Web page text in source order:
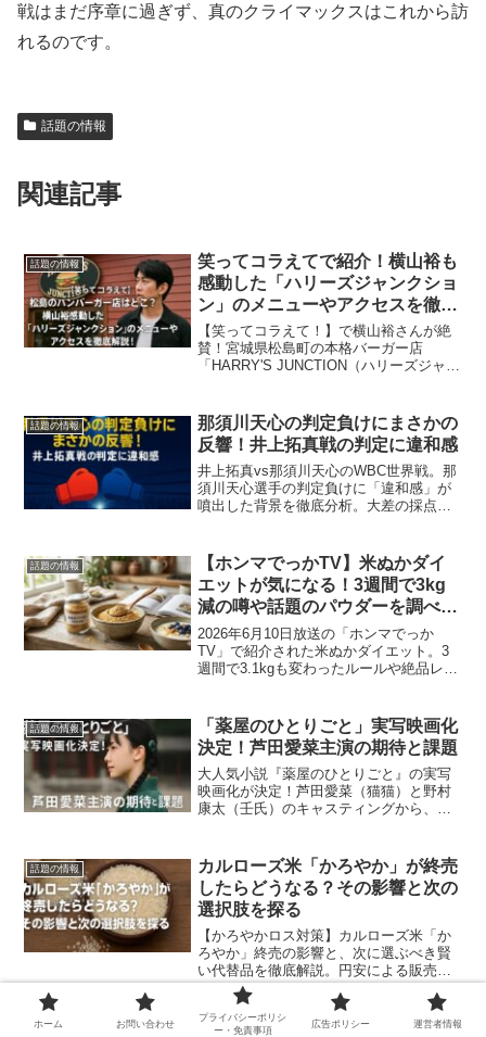
戦はまだ序章に過ぎず、真のクライマックスはこれから訪
れるのです。
話題の情報
関連記事
話題の情報
笑ってコラえてで紹介！横山裕も
感動した「ハリーズジャンクショ
ン」のメニューやアクセスを徹底
解説！
【笑ってコラえて！】で横山裕さんが絶
賛！宮城県松島町の本格バーガー店
「HARRY'S JUNCTION（ハリーズジャン
店舗へのアクセス、駐車場、混雑状況ま
で詳しく解説します。
話題の情報
那須川天心の判定負けにまさかの
反響！井上拓真戦の判定に違和感
井上拓真vs那須川天心のWBC世界戦。那
須川天心選手の判定負けに「違和感」が
噴出した背景を徹底分析。大差の採点理
挑戦と再戦の可能性を考察します。
話題の情報
【ホンマでっかTV】米ぬかダイ
エットが気になる！3週間で3kg
減の噂や話題のパウダーを調べて
みた
2026年6月10日放送の「ホンマでっか
TV」で紹介された米ぬかダイエット。3
週間で3.1kgも変わったルールや絶品レシ
「ぬかっち」の口コミを徹底調査！
話題の情報
「薬屋のひとりごと」実写映画化
決定！芦田愛菜主演の期待と課題
大人気小説『薬屋のひとりごと』の実写
映画化が決定！芦田愛菜（猫猫）と野村
康太（壬氏）のキャスティングから、原
ついて徹底分析します。実写化成功の鍵
を握るポイントとは？
話題の情報
カルローズ米「かろやか」が終売
したらどうなる？その影響と次の
選択肢を探る
【かろやかロス対策】カルローズ米「か
ろやか」終売の影響と、次に選ぶべき賢
い代替品を徹底解説。円安による販売終
了の背景から、食費を抑えつつ「軽やか
な食感」を維持するための具体的な選択
肢（他ブランド、国産米、冷凍術）を紹
話題の情報 【衝撃】NHK朝ドラ『ばけば
ホーム お問い合わせ
プライバシーポリシ
ー・免責事項
広告ポリシー 運営者情報